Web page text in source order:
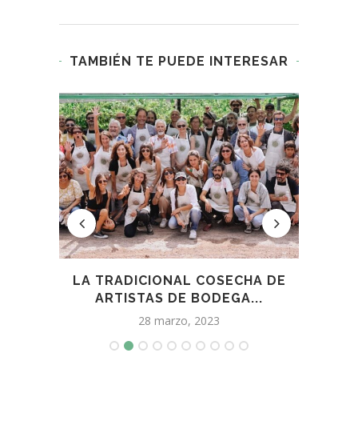
TAMBIÉN TE PUEDE INTERESAR
LA TRADICIONAL COSECHA DE
ARTISTAS DE BODEGA...
28 marzo, 2023